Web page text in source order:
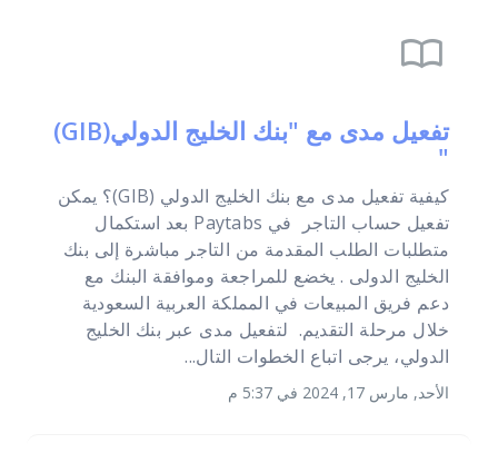
import_contacts
تفعيل مدى مع "بنك الخليج الدولي(GIB)
"
كيفية تفعيل مدى مع بنك الخليج الدولي (GIB)؟ يمكن
تفعيل حساب التاجر في Paytabs بعد استكمال
متطلبات الطلب المقدمة من التاجر مباشرة إلى بنك
الخليج الدولى . يخضع للمراجعة وموافقة البنك مع
دعم فريق المبيعات في المملكة العربية السعودية
خلال مرحلة التقديم. لتفعيل مدى عبر بنك الخليج
الدولي، يرجى اتباع الخطوات التال...
الأحد, مارس 17, 2024 في 5:37 م